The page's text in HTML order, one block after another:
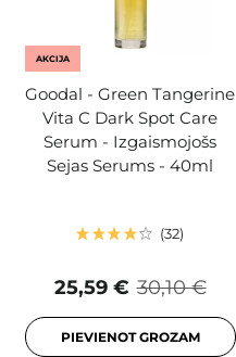
AKCIJA
Goodal - Green Tangerine
Vita C Dark Spot Care
Serum - Izgaismojošs
Sejas Serums - 40ml
32
30,10 €
25,59 €
PIEVIENOT GROZAM